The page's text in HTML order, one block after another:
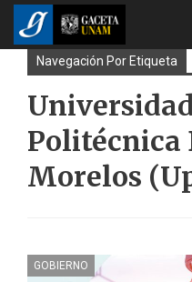
Navegación Por Etiqueta
Politécnica
Morelos
GOBIERNO